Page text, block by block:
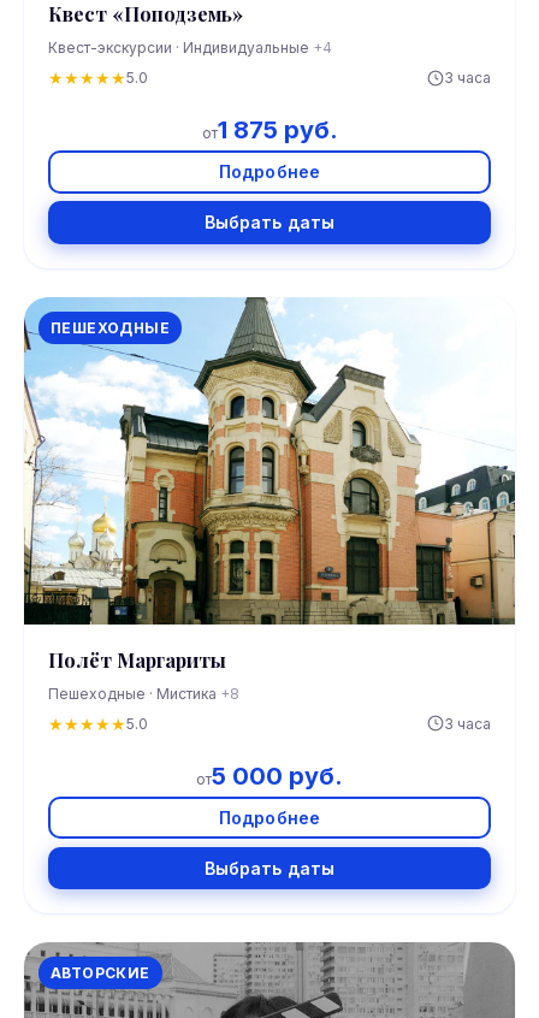
Квест «Поподземь»
Квест-экскурсии · Индивидуальные +4
★★★★★5.0 3 часа
от1 875 руб.
Подробнее
Выбрать даты
ПЕШЕХОДНЫЕ
Полёт Маргариты
Пешеходные · Мистика +8
★★★★★5.0 3 часа
от5 000 руб.
Подробнее
Выбрать даты
АВТОРСКИЕ